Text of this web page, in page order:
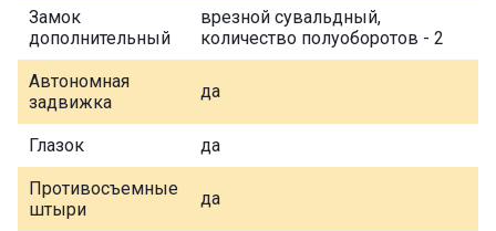
Замок
дополнительный
врезной сувальдный,
количество полуоборотов - 2
Автономная
задвижка
да
Глазок да
Противосъемные
штыри
да